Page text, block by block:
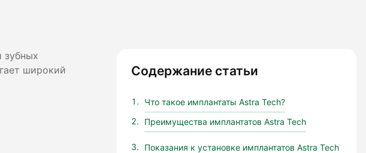
Содержание статьи
Что такое имплантаты Astra Tech?
Преимущества имплантатов Astra Tech
Показания к установке имплантатов Astra Tech
зубных
широкий